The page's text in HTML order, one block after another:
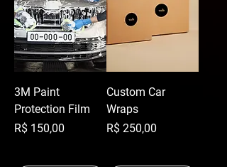
3M Paint
Protection Film
Preço
R$ 150,00
Custom Car
Wraps
Preço
R$ 250,00